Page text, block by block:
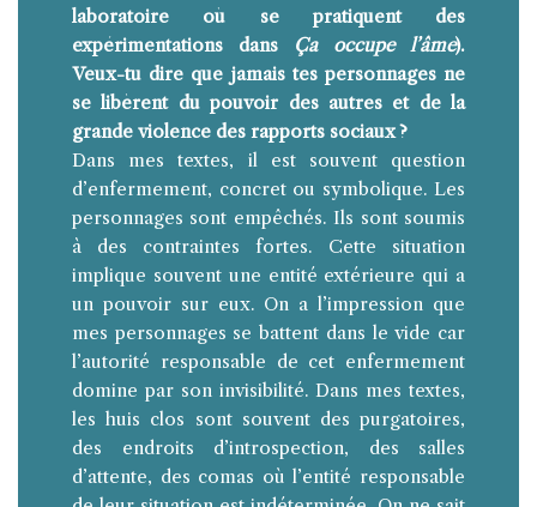
laboratoire où se pratiquent des
expérimentations dans
Ça occupe l’âme).
Veux-tu dire que jamais tes personnages ne
se libèrent du pouvoir des autres et de la
grande violence des rapports sociaux ?
Dans mes textes, il est souvent question
d’enfermement, concret ou symbolique. Les
personnages sont empêchés. Ils sont soumis
à des contraintes fortes. Cette situation
implique souvent une entité extérieure qui a
un pouvoir sur eux. On a l’impression que
mes personnages se battent dans le vide car
l’autorité responsable de cet enfermement
domine par son invisibilité. Dans mes textes,
les huis clos sont souvent des purgatoires,
des endroits d’introspection, des salles
d’attente, des comas où l’entité responsable